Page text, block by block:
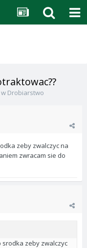
w Drobiarstwo
zeby zwalczyc na
zwracam sie do
zeby zwalczyc